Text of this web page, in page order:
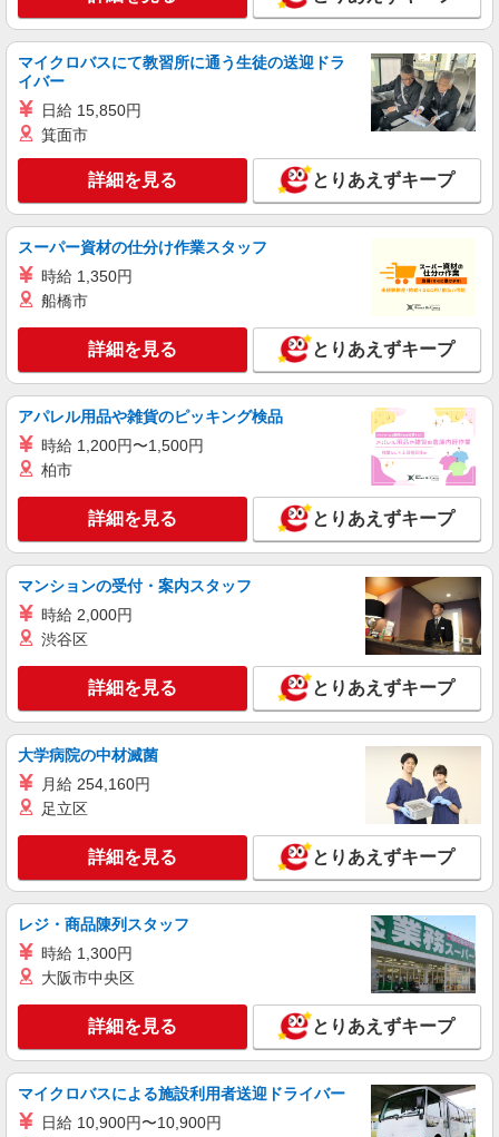
マイクロバスにて教習所に通う生徒の送迎ドラ
イバー
日給 15,850円
箕面市
詳細を見る とりあえずキープ
スーパー資材の仕分け作業スタッフ
時給 1,350円
船橋市
詳細を見る とりあえずキープ
アパレル用品や雑貨のピッキング検品
時給 1,200円〜1,500円
柏市
詳細を見る とりあえずキープ
マンションの受付・案内スタッフ
時給 2,000円
渋谷区
詳細を見る とりあえずキープ
大学病院の中材滅菌
月給 254,160円
足立区
詳細を見る とりあえずキープ
レジ・商品陳列スタッフ
時給 1,300円
大阪市中央区
詳細を見る とりあえずキープ
マイクロバスによる施設利用者送迎ドライバー
日給 10,900円〜10,900円